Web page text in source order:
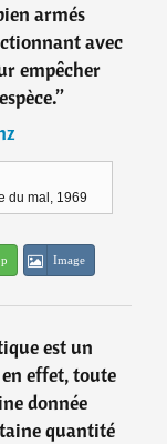
armés
avec
empêcher
”
du mal, 1969
Image
est un
effet, toute
donnée
quantité